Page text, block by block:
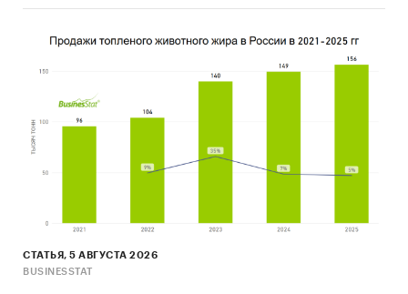
`ПОЛЮС-СТ`, ООО `НПП `УРАЛЭЛЕКТРА`, ООО
`ОБ `СОКРАТ`, ООО `ТД
`МАГИСТРАЛЬ`, ООО `МОРНЕФТЕГАЗСТРОЙ`,
ООО `ЗАВОД `ГОРЭЛТЕХ`, AO `СМАРТ РЕЙ`, ООО
`СТЕЛС ЭКСПОРТ`, ООО `ТЭК `ВСС`, ООО
`РУНИТОР`, АО `ЭРИДАН`, АО `КРЭТ`, ООО `ЭРИС
КИП`, ООО `НПФ `ПОЛИСЕРВИС`, ООО
`БОЛИД`
Выдержки из исследования:
СТАТЬЯ, 5 АВГУСТА 2026
BUSINESSTAT